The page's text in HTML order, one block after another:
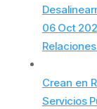
06 Oct
Crean en
Servicios